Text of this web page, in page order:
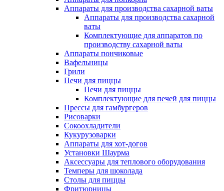
Аппараты для производства сахарной ваты
Аппараты для производства сахарной
ваты
Комплектующие для аппаратов по
производству сахарной ваты
Аппараты пончиковые
Вафельницы
Грили
Печи для пиццы
Печи для пиццы
Комплектующие для печей для пиццы
Прессы для гамбургеров
Рисоварки
Сокоохладители
Кукурузоварки
Аппараты для хот-догов
Установки Шаурма
Аксессуары для теплового оборудования
Темперы для шоколада
Столы для пиццы
Фритюрницы